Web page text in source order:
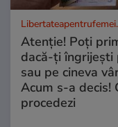
Atenție! Poți
dacă-ți îngrijești
sau pe cineva
Acum s-a decis!
procedezi